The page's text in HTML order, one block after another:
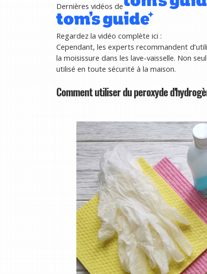
Dernières vidéos de
Regardez la vidéo complète ici :
Cependant, les experts recommandent
la moisissure dans les lave-vaisselle. Non
utilisé en toute sécurité à la maison.
Comment utiliser du peroxyde